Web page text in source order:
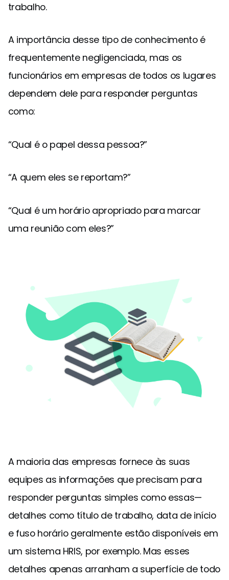
trabalho.
A importância desse tipo de conhecimento é
frequentemente negligenciada, mas os
funcionários em empresas de todos os lugares
dependem dele para responder perguntas
como:
“Qual é o papel dessa pessoa?”
“A quem eles se reportam?”
“Qual é um horário apropriado para marcar
uma reunião com eles?”
A maioria das empresas fornece às suas
equipes as informações que precisam para
responder perguntas simples como essas—
detalhes como título de trabalho, data de início
e fuso horário geralmente estão disponíveis em
um sistema HRIS, por exemplo. Mas esses
detalhes apenas arranham a superfície de todo